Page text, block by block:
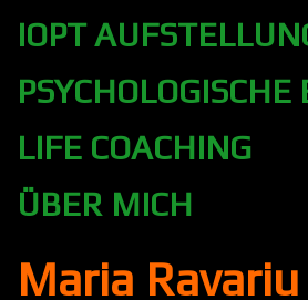
IOPT
LIFE COACHING
ÜBER MICH
Maria Ravariu